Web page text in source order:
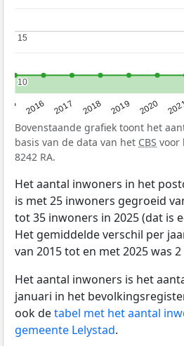
2016 2017 2018 2019 2020
10
10
15
15
Bovenstaande grafiek toont het
basis van de data van het CBS voor
8242 RA.
Het aantal inwoners in het
is met 25 inwoners gegroeid
tot 35 inwoners in 2025 (dat is
Het gemiddelde verschil per
van 2015 tot en met 2025 was
Het aantal inwoners is het
januari in het
ook detabel met het aantal
gemeente Lelystad.